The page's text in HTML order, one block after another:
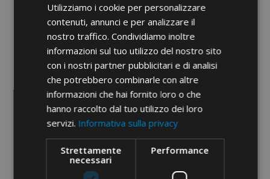
EC001185
31AE04A
PDF documents
Utilizziamo i cookie per personalizzare
contenuti, annunci e per analizzare il
nostro traffico. Condividiamo inoltre
informazioni sul tuo utilizzo del nostro sito
con i nostri partner pubblicitari e di analisi
che potrebbero combinarle con altre
informazioni che hai fornito loro o che
hanno raccolto dal tuo utilizzo dei loro
servizi. Informativa sulla privacy
Strettamente
necessari
Performance